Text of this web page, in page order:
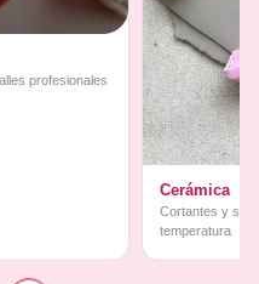
profesionales
Cerámica
Cortantes y
temperatura